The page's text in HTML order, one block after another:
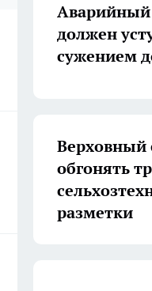
Аварийный
должен
сужением
Верховный
обгонять
разметки